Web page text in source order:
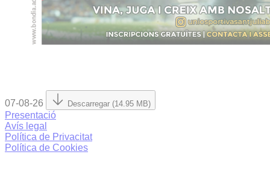
07-08-26 Descarregar (14.95 MB)
Presentació
Avís legal
Política de Privacitat
Política de Cookies